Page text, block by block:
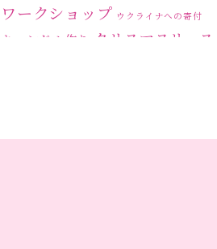
ワークショップ ウクライナへの寄付
キャンドル作り クリスマスリース